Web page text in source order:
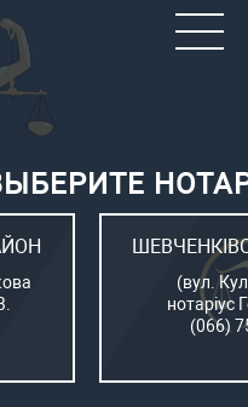
(вул.
нотаріус
(066)